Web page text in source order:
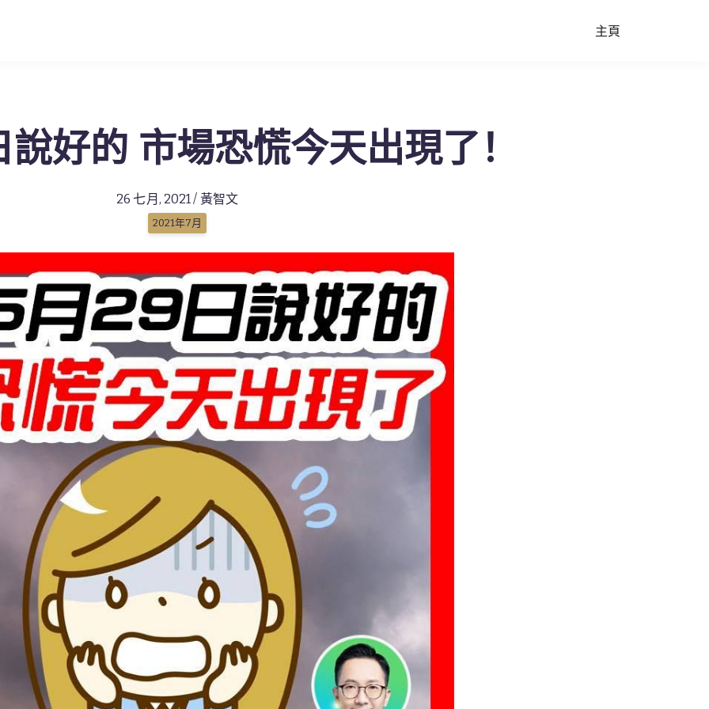
主頁
好的 市場恐慌今天出現了！
26 七月, 2021 / 黃智文
2021年7月